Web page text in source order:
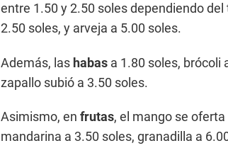
entre 1.50 y 2.50 soles dependiendo
2.50 soles, y arveja a 5.00 soles.
Además, las habas a 1.80 soles, brócoli
zapallo subió a 3.50 soles.
Asimismo, en frutas, el mango se
mandarina a 3.50 soles, granadilla a